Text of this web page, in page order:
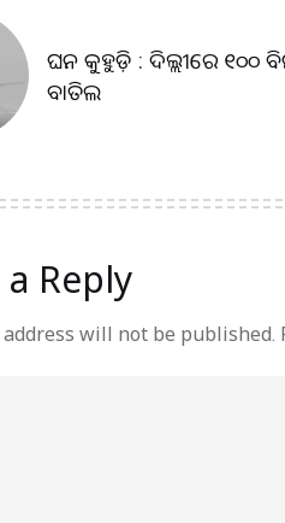
ଘନ କୁହୁଡ଼ି : ଦିଲ୍ଲୀରେ ୧୦୦
ବାତିଲ
a Reply
will not be published.